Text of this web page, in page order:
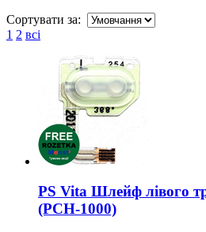
Сортувати за:
1 2 всі
PS Vita Шлейф лівого
(PCH-1000)